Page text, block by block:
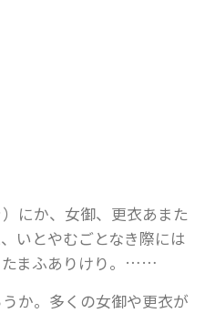
にか、女御、更衣あまた
いとやむごとなき際には
たまふありけり。……
か。多くの女御や更衣が